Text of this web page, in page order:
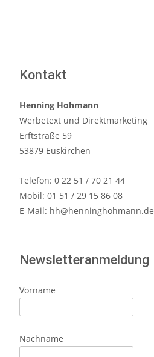
Kontakt
Henning Hohmann
Werbetext und Direktmarketing
Erftstraße 59
53879 Euskirchen
Telefon: 0 22 51 / 70 21 44
Mobil: 01 51 / 29 15 86 08
E-Mail: hh@henninghohmann.de
Newsletteranmeldung
Vorname
Nachname